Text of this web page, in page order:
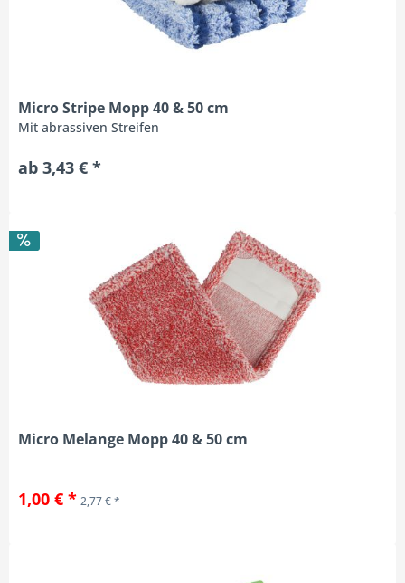
Micro Stripe Mopp 40 & 50 cm
Mit abrassiven Streifen
ab 3,43 € *
Micro Melange Mopp 40 & 50 cm
1,00 € * 2,77 € *